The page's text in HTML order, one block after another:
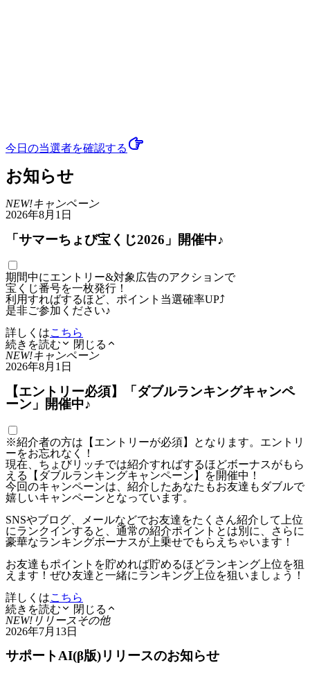
今日の当選者を確認する
お知らせ
NEW!キャンペーン
2026年8月1日
「サマーちょび宝くじ2026」開催中♪
期間中にエントリー&対象広告のアクションで
宝くじ番号を一枚発行！
利用すればするほど、ポイント当選確率UP⤴
是非ご参加ください♪
詳しくはこちら
続きを読む
閉じる
NEW!キャンペーン
2026年8月1日
【エントリー必須】「ダブルランキングキャンペ
ーン」開催中♪
※紹介者の方は【エントリーが必須】となります。エントリ
ーをお忘れなく！
現在、ちょびリッチでは紹介すればするほどボーナスがもら
える【ダブルランキングキャンペーン】を開催中！
今回のキャンペーンは、紹介したあなたもお友達もダブルで
嬉しいキャンペーンとなっています。
SNSやブログ、メールなどでお友達をたくさん紹介して上位
にランクインすると、通常の紹介ポイントとは別に、さらに
豪華なランキングボーナスが上乗せでもらえちゃいます！
お友達もポイントを貯めれば貯めるほどランキング上位を狙
えます！ぜひ友達と一緒にランキング上位を狙いましょう！
詳しくはこちら
続きを読む
閉じる
NEW! リリースその他
2026年7月13日
サポートAI(β版)リリースのお知らせ